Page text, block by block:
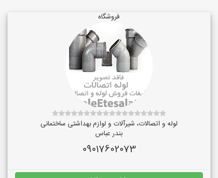
فروشگاه
لوله و اتصالات، شیرآلات و لوازم بهداشتی ساختمانی
بندر عباس
09017602073